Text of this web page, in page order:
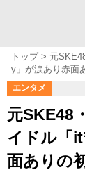
トップ
元
y」が涙あり赤面
エンタメ
元SKE48
イドル「
面ありの